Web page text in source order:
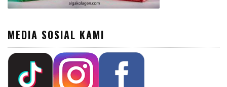
MEDIA SOSIAL KAMI